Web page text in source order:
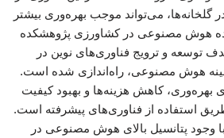
گلخانه‌ها، می‌تواند موجب بهره‌وری بیشتر
هوش مصنوعی در کشاورزی پژوهشکده
توسعه و ترویج فناوری‌های نوین در
هوش مصنوعی، راه‌اندازی شده است.
بهره‌وری، کاهش هزینه‌ها و بهبود کیفیت
استفاده از فناوری‌های پیشرفته است.
وجود پتانسیل بالای هوش مصنوعی در